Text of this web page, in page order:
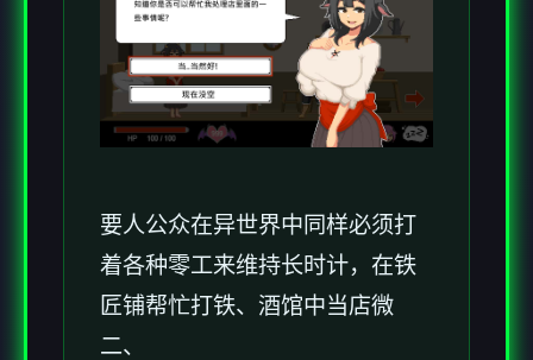
要人公众在异世界中同样必须打
着各种零工来维持长时计，在铁
匠铺帮忙打铁、酒馆中当店微
二、